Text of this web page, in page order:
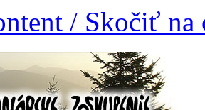
/ Skočiť na